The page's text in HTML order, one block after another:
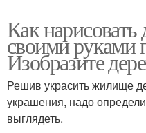
Как нарисовать
своими руками
Изобразите
Решив украсить жилище
украшения, надо
выглядеть.